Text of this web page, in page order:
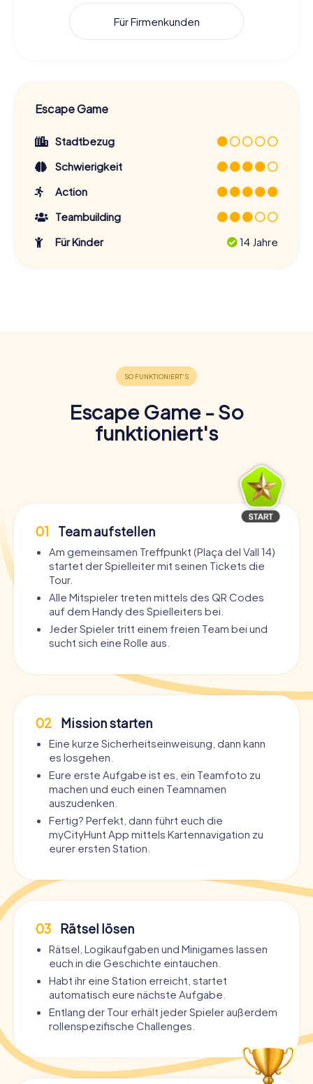
Für Firmenkunden
Escape Game
Stadtbezug
Schwierigkeit
Action
Teambuilding
Für Kinder
14 Jahre
Escape Game - So
funktioniert's
01 Team aufstellen
Am gemeinsamen Treffpunkt (Plaça del Vall 14)
startet der Spielleiter mit seinen Tickets die
Tour.
Alle Mitspieler treten mittels des QR Codes
auf dem Handy des Spielleiters bei.
Jeder Spieler tritt einem freien Team bei und
sucht sich eine Rolle aus.
02 Mission starten
Eine kurze Sicherheitseinweisung, dann kann
es losgehen.
Eure erste Aufgabe ist es, ein Teamfoto zu
machen und euch einen Teamnamen
auszudenken.
Fertig? Perfekt, dann führt euch die
myCityHunt App mittels Kartennavigation zu
eurer ersten Station.
03 Rätsel lösen
Rätsel, Logikaufgaben und Minigames lassen
euch in die Geschichte eintauchen.
Habt ihr eine Station erreicht, startet
automatisch eure nächste Aufgabe.
Entlang der Tour erhält jeder Spieler außerdem
rollenspezifische Challenges.